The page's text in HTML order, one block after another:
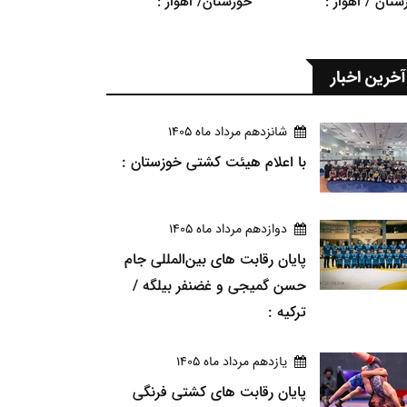
آخرین اخبار
شانزدهم مرداد ماه 1405
با اعلام هیئت کشتی خوزستان :
دوازدهم مرداد ماه 1405
پایان رقابت های بین‌المللی جام
حسن گمیجی و غضنفر بیلگه /
ترکیه :
يازدهم مرداد ماه 1405
پایان رقابت های کشتی فرنگی